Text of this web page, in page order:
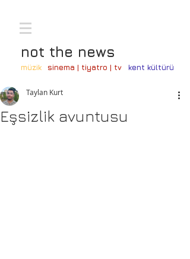
not the news
müzik sinema | tiyatro | tv kent kültürü
Eşsizlik avuntusu
Taylan Kurt